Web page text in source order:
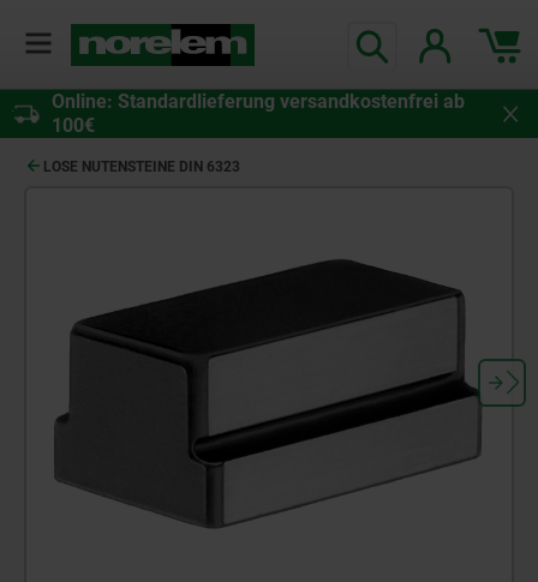
Online: Standardlieferung versandkostenfrei ab
100€
LOSE NUTENSTEINE DIN 6323